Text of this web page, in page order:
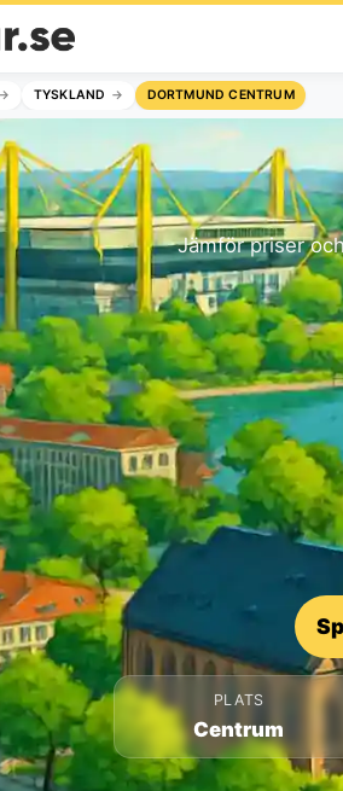
TYSKLAND DORTMUND CENTRUM
Jämför priser
PLATS
Centrum